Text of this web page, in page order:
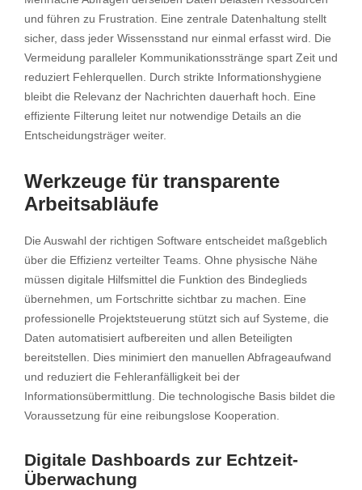
und führen zu Frustration. Eine zentrale Datenhaltung stellt
sicher, dass jeder Wissensstand nur einmal erfasst wird. Die
Vermeidung paralleler Kommunikationsstränge spart Zeit und
reduziert Fehlerquellen. Durch strikte Informationshygiene
bleibt die Relevanz der Nachrichten dauerhaft hoch. Eine
effiziente Filterung leitet nur notwendige Details an die
Entscheidungsträger weiter.
Werkzeuge für transparente
Arbeitsabläufe
Die Auswahl der richtigen Software entscheidet maßgeblich
über die Effizienz verteilter Teams. Ohne physische Nähe
müssen digitale Hilfsmittel die Funktion des Bindeglieds
übernehmen, um Fortschritte sichtbar zu machen. Eine
professionelle Projektsteuerung stützt sich auf Systeme, die
Daten automatisiert aufbereiten und allen Beteiligten
bereitstellen. Dies minimiert den manuellen Abfrageaufwand
und reduziert die Fehleranfälligkeit bei der
Informationsübermittlung. Die technologische Basis bildet die
Voraussetzung für eine reibungslose Kooperation.
Digitale Dashboards zur Echtzeit-
Überwachung